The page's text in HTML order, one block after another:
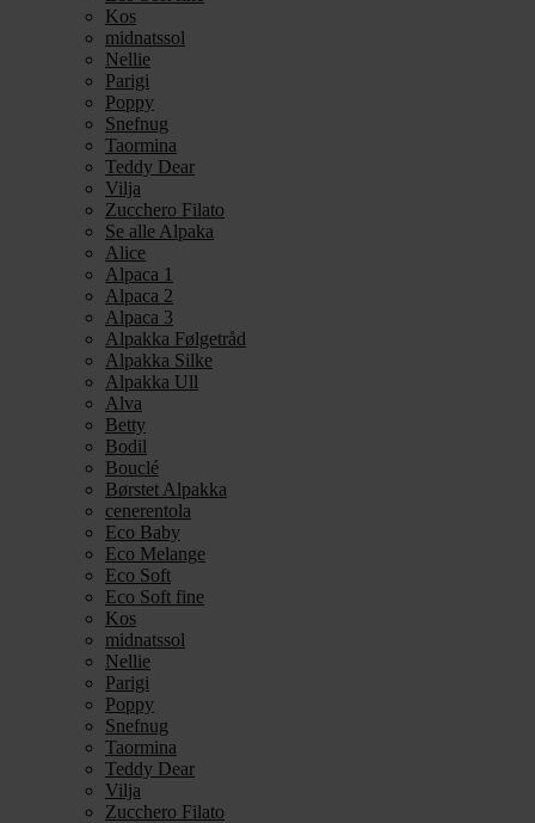
Kos
midnatssol
Nellie
Parigi
Poppy
Snefnug
Taormina
Teddy Dear
Vilja
Zucchero Filato
Se alle Alpaka
Alice
Alpaca 1
Alpaca 2
Alpaca 3
Alpakka Følgetråd
Alpakka Silke
Alpakka Ull
Alva
Betty
Bodil
Bouclé
Børstet Alpakka
cenerentola
Eco Baby
Eco Melange
Eco Soft
Eco Soft fine
Kos
midnatssol
Nellie
Parigi
Poppy
Snefnug
Taormina
Teddy Dear
Vilja
Zucchero Filato